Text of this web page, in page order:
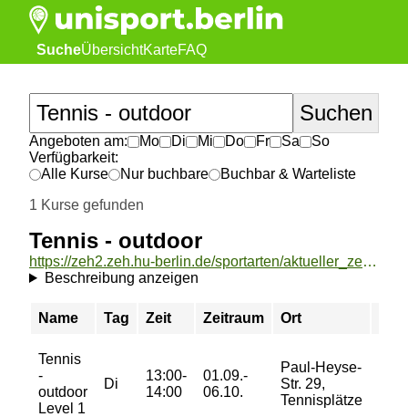
SucheÜbersichtKarteFAQ
Angeboten am: Mo Di Mi Do Fr Sa
So
Verfügbarkeit:
Alle Kurse
Nur buchbare
Buchbar & Warteliste
1 Kurse gefunden
Tennis - outdoor
https://zeh2.zeh.hu-berlin.de/sportarten/aktueller_zeitraum/_Tennis_-_outdoor.html
Beschreibung anzeigen
Name Tag Zeit Zeitraum Ort
Tennis
-
outdoor
Level 1
Di
13:00-
14:00
01.09.-
06.10.
Paul-Heyse-
Str. 29,
Tennisplätze